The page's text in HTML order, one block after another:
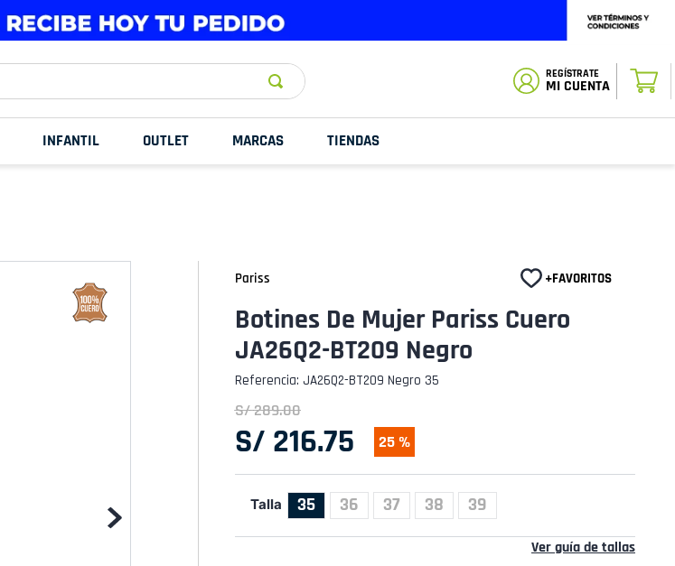
MI CUENTA
INFANTIL OUTLET MARCAS TIENDAS
Pariss
Botines De Mujer Pariss Cuero
JA26Q2-BT209 Negro
Referencia: JA26Q2-BT209 Negro 35
S/289.00
S/ 216.75 25 %
Talla 35 36 37 38 39
Ver guía de tallas